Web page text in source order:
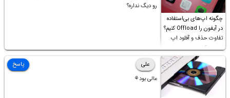
چگونه اپ‌های بی‌استفاده
در آیفون را Offload کنیم؟
تفاوت حذف و آفلود اپ
چیست؟
رو دیگ نداره؟
علی
عالی بود⚘
پاسخ